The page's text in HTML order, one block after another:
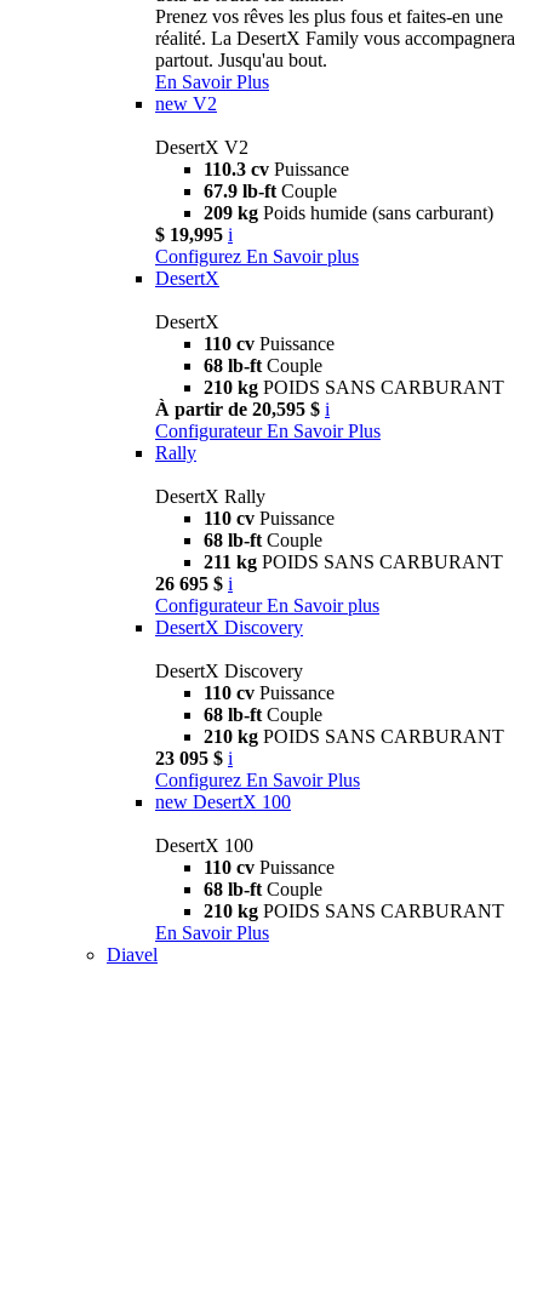
Prenez vos rêves les plus fous et faites-en une
réalité. La DesertX Family vous accompagnera
partout. Jusqu'au bout.
En Savoir Plus
new V2
DesertX V2
110.3 cv Puissance
67.9 lb-ft Couple
209 kg Poids humide (sans carburant)
$ 19,995 i
Configurez En Savoir plus
DesertX
DesertX
110 cv Puissance
68 lb-ft Couple
210 kg POIDS SANS CARBURANT
À partir de 20,595 $ i
Configurateur En Savoir Plus
Rally
DesertX Rally
110 cv Puissance
68 lb-ft Couple
211 kg POIDS SANS CARBURANT
26 695 $ i
Configurateur En Savoir plus
DesertX Discovery
DesertX Discovery
110 cv Puissance
68 lb-ft Couple
210 kg POIDS SANS CARBURANT
23 095 $ i
Configurez En Savoir Plus
new DesertX 100
DesertX 100
110 cv Puissance
68 lb-ft Couple
210 kg POIDS SANS CARBURANT
En Savoir Plus
Diavel